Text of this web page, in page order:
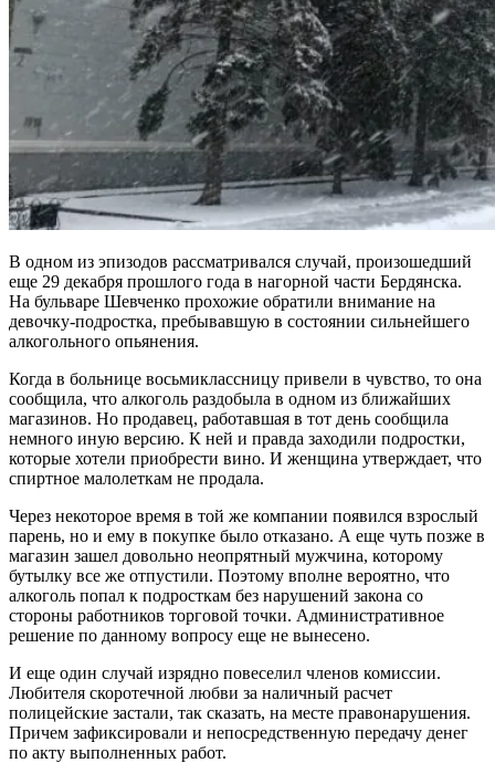
В одном из эпизодов рассматривался случай, произошедший
еще 29 декабря прошлого года в нагорной части Бердянска.
На бульваре Шевченко прохожие обратили внимание на
девочку-подростка, пребывавшую в состоянии сильнейшего
алкогольного опьянения.
Когда в больнице восьмиклассницу привели в чувство, то она
сообщила, что алкоголь раздобыла в одном из ближайших
магазинов. Но продавец, работавшая в тот день сообщила
немного иную версию. К ней и правда заходили подростки,
которые хотели приобрести вино. И женщина утверждает, что
спиртное малолеткам не продала.
Через некоторое время в той же компании появился взрослый
парень, но и ему в покупке было отказано. А еще чуть позже в
магазин зашел довольно неопрятный мужчина, которому
бутылку все же отпустили. Поэтому вполне вероятно, что
алкоголь попал к подросткам без нарушений закона со
стороны работников торговой точки. Административное
решение по данному вопросу еще не вынесено.
И еще один случай изрядно повеселил членов комиссии.
Любителя скоротечной любви за наличный расчет
полицейские застали, так сказать, на месте правонарушения.
Причем зафиксировали и непосредственную передачу денег
по акту выполненных работ.